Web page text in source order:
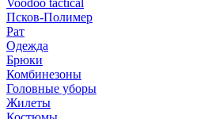
Voodoo tactical
Псков-Полимер
Рат
Одежда
Брюки
Комбинезоны
Головные уборы
Жилеты